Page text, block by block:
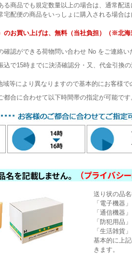
る商品でも規定数量以上の場合は、通常配送
配便の商品をいっしょに購入される場合
のお買い上げは、無料（当社負担）（※北
認ができる荷物問い合わせ No をご連絡い
で15時までに決済確認分・又、代金引換
等により異なりますので基本的にお客様で
合に合わせて以下時間帯の指定が可能で
送り状の品
「電子機器」
「通信機器」
「防犯用品」
「生活雑貨」
基本的に上
きます。